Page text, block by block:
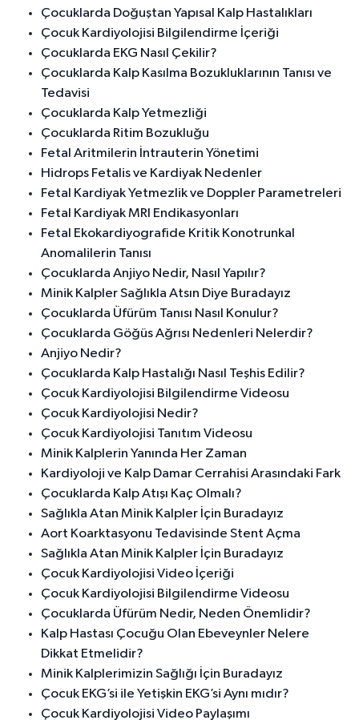
Çocuklarda Doğuştan Yapısal Kalp Hastalıkları
Çocuk Kardiyolojisi Bilgilendirme İçeriği
Çocuklarda EKG Nasıl Çekilir?
Çocuklarda Kalp Kasılma Bozukluklarının Tanısı ve
Tedavisi
Çocuklarda Kalp Yetmezliği
Çocuklarda Ritim Bozukluğu
Fetal Aritmilerin İntrauterin Yönetimi
Hidrops Fetalis ve Kardiyak Nedenler
Fetal Kardiyak Yetmezlik ve Doppler Parametreleri
Fetal Kardiyak MRI Endikasyonları
Fetal Ekokardiyografide Kritik Konotrunkal
Anomalilerin Tanısı
Çocuklarda Anjiyo Nedir, Nasıl Yapılır?
Minik Kalpler Sağlıkla Atsın Diye Buradayız
Çocuklarda Üfürüm Tanısı Nasıl Konulur?
Çocuklarda Göğüs Ağrısı Nedenleri Nelerdir?
Anjiyo Nedir?
Çocuklarda Kalp Hastalığı Nasıl Teşhis Edilir?
Çocuk Kardiyolojisi Bilgilendirme Videosu
Çocuk Kardiyolojisi Nedir?
Çocuk Kardiyolojisi Tanıtım Videosu
Minik Kalplerin Yanında Her Zaman
Kardiyoloji ve Kalp Damar Cerrahisi Arasındaki Fark
Çocuklarda Kalp Atışı Kaç Olmalı?
Sağlıkla Atan Minik Kalpler İçin Buradayız
Aort Koarktasyonu Tedavisinde Stent Açma
Sağlıkla Atan Minik Kalpler İçin Buradayız
Çocuk Kardiyolojisi Video İçeriği
Çocuk Kardiyolojisi Bilgilendirme Videosu
Çocuklarda Üfürüm Nedir, Neden Önemlidir?
Kalp Hastası Çocuğu Olan Ebeveynler Nelere
Dikkat Etmelidir?
Minik Kalplerimizin Sağlığı İçin Buradayız
Çocuk EKG’si ile Yetişkin EKG’si Aynı mıdır?
Çocuk Kardiyolojisi Video Paylaşımı